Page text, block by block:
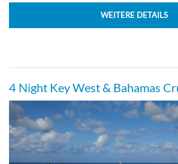
WEITERE DETAILS
4 Night Key West & Bahamas